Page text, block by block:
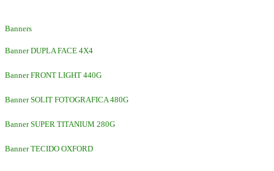
Banners
Banner DUPLA FACE 4X4
Banner FRONT LIGHT 440G
Banner SOLIT FOTOGRAFICA 480G
Banner SUPER TITANIUM 280G
Banner TECIDO OXFORD